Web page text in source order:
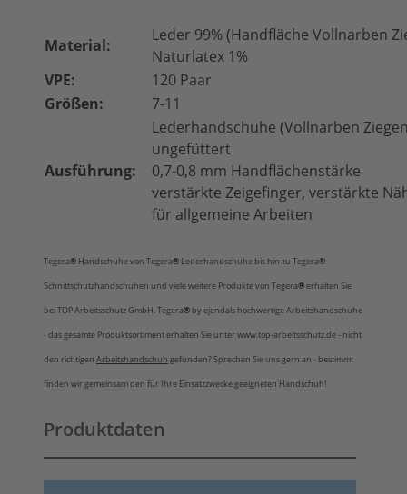
Material:
Leder 99% (Handfläche Vollnarben
Naturlatex 1%
VPE:
120 Paar
Größen:
7-11
Ausführung:
Lederhandschuhe (Vollnarben
ungefüttert
0,7-0,8 mm Handflächenstärke
verstärkte Zeigefinger, verstärkte
für allgemeine Arbeiten
Tegera® Handschuhevon Tegera® Lederhandschuhe bis hin zu Tegera®
Schnittschutzhandschuhen und viele weitere Produkte von Tegera®erhalten Sie
bei TOP Arbeitsschutz GmbH. Tegera® by ejendals hochwertige Arbeitshandschuhe
- das gesamte Produktsortiment erhalten Sie unter www.top-arbeitsschutz.de - nicht
den richtigen Arbeitshandschuh gefunden? Sprechen Sie uns gern an - bestimmt
finden wir gemeinsam den für Ihre Einsatzzwecke geeigneten Handschuh!
Produktdaten